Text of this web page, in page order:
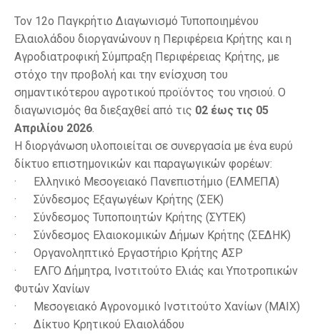
Τον 12ο Παγκρήτιο Διαγωνισμό Τυποποιημένου
Ελαιολάδου διοργανώνουν η Περιφέρεια Κρήτης και η
Αγροδιατροφική Σύμπραξη Περιφέρειας Κρήτης, με
στόχο την προβολή και την ενίσχυση του
σημαντικότερου αγροτικού προϊόντος του νησιού. Ο
διαγωνισμός θα διεξαχθεί από τις 02 έως τις 05
Απριλίου 2026
Η διοργάνωση υλοποιείται σε συνεργασία με ένα ευρύ
δίκτυο επιστημονικών και παραγωγικών φορέων:
· Ελληνικό Μεσογειακό Πανεπιστήμιο (ΕΛΜΕΠΑ)
· Σύνδεσμος Εξαγωγέων Κρήτης (ΣΕΚ)
· Σύνδεσμος Τυποποιητών Κρήτης (ΣΥΤΕΚ)
· Σύνδεσμος Ελαιοκομικών Δήμων Κρήτης (ΣΕΔΗΚ)
· Οργανοληπτικό Εργαστήριο Κρήτης ΑΣΡ
· ΕΛΓΟ Δήμητρα, Ινστιτούτο Ελιάς και Υποτροπικών
Φυτών Χανίων
· Μεσογειακό Αγρονομικό Ινστιτούτο Χανίων (ΜΑΙΧ)
· Δίκτυο Κρητικού Ελαιολάδου